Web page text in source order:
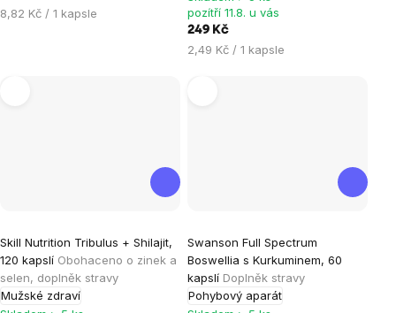
Měrná
8,82 Kč / 1 kapsle
5
hvězdiček.
pozítří 11.8. u vás
249 Kč
Měrná
2,49 Kč / 1 kapsle
Skill Nutrition Tribulus + Shilajit,
120 kapslí Obohaceno o zinek a
selen, doplněk stravy
Mužské zdraví
Swanson Full Spectrum
Boswellia s Kurkuminem, 60
kapslí Doplněk stravy
Pohybový aparát
hodnocení
produktu
je